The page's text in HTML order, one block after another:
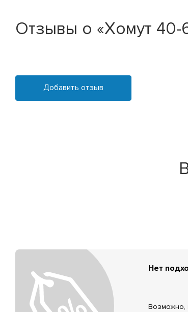
Отзывы о «Хомут
Добавить отзыв
Нет
Возможно,